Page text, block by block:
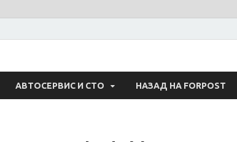
АВТОСЕРВИС И СТО НАЗАД НА FORPOST